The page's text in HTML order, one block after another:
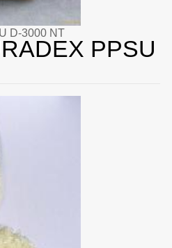
奶瓶原料DURADEX PPSU D-3000 NT
PPSU